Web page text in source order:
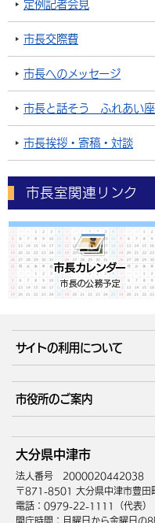
定例記者会見
市長交際費
市長へのメッセージ
市長と話そう ふれあい
市長挨拶・寄稿・対談
市長室関連リンク
サイトの利用について
サイトマップ
市役所のご案内
庁舎地図
中津市へのアクセス
大分県中津市
法人番号 2000020442038
〒871-8501 大分県中津市豊田
電話：0979-22-1111（代表）
開庁時間：月曜日から金曜日